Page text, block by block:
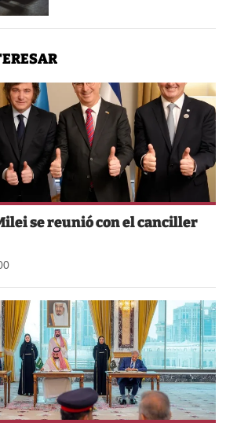
se reunió con el canciller